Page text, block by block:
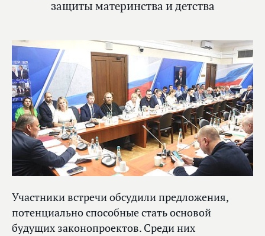
защиты материнства и детства
Участники встречи обсудили предложения,
потенциально способные стать основой
будущих законопроектов. Среди них